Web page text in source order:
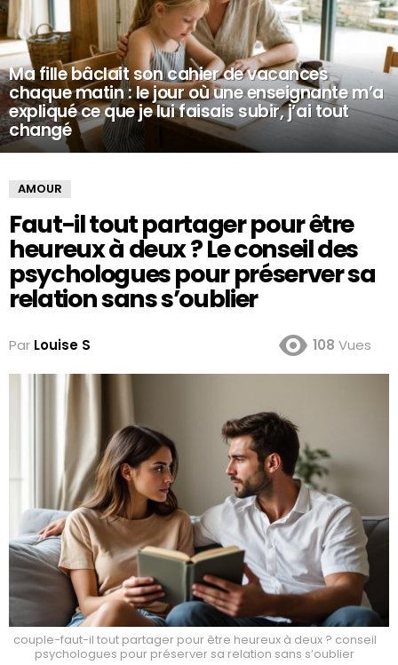
Ma fille bâclait son cahier de vacances
chaque matin : le jour où une enseignante m’a
expliqué ce que je lui faisais subir, j’ai tout
changé
AMOUR
Faut-il tout partager pour être
heureux à deux ? Le conseil des
psychologues pour préserver sa
relation sans s’oublier
Par Louise S 108 Vues
couple-faut-il tout partager pour être heureux à deux ? conseil
psychologues pour préserver sa relation sans s’oublier